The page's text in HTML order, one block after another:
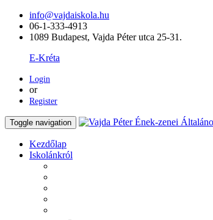
info@vajdaiskola.hu
06-1-333-4913
1089 Budapest, Vajda Péter utca 25-31.
E-Kréta
Login
or
Register
Toggle navigation
Kezdőlap
Iskolánkról